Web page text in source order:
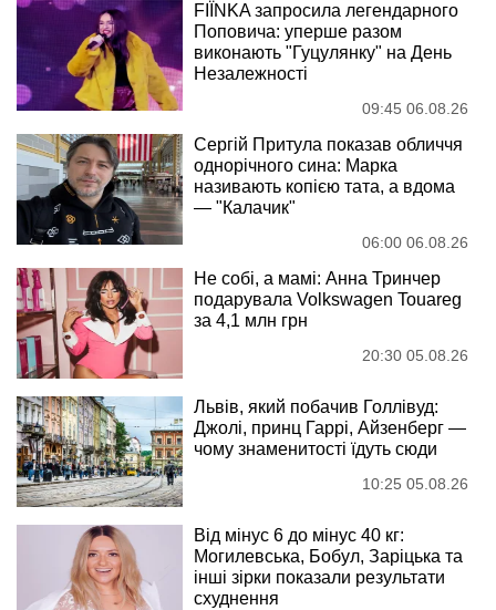
FIÏNKA запросила легендарного
Поповича: уперше разом
виконають "Гуцулянку" на День
Незалежності
09:45 06.08.26
Сергій Притула показав обличчя
однорічного сина: Марка
називають копією тата, а вдома
— "Калачик"
06:00 06.08.26
Не собі, а мамі: Анна Тринчер
подарувала Volkswagen Touareg
за 4,1 млн грн
20:30 05.08.26
Львів, який побачив Голлівуд:
Джолі, принц Гаррі, Айзенберг —
чому знаменитості їдуть сюди
10:25 05.08.26
Від мінус 6 до мінус 40 кг:
Могилевська, Бобул, Заріцька та
інші зірки показали результати
схуднення